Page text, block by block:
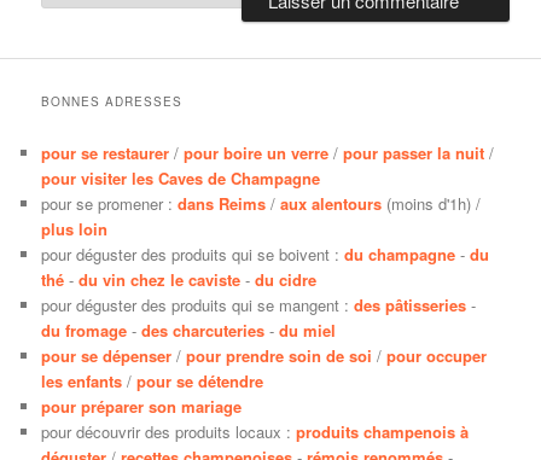
BONNES ADRESSES
pour se restaurer /pour boire un verre /pour passer la nuit /
pour visiter les Caves de Champagne
pour se promener :dans Reims /aux alentours (moins d'1h) /
plus loin
pour déguster des produits qui se boivent :du champagne -du
thé -du vin chez le caviste -du cidre
pour déguster des produits qui se mangent :des pâtisseries -
du fromage -des charcuteries -du miel
pour se dépenser /pour prendre soin de soi /pour occuper
les enfants /pour se détendre
pour préparer son mariage
pour découvrir des produits locaux :produits champenois à